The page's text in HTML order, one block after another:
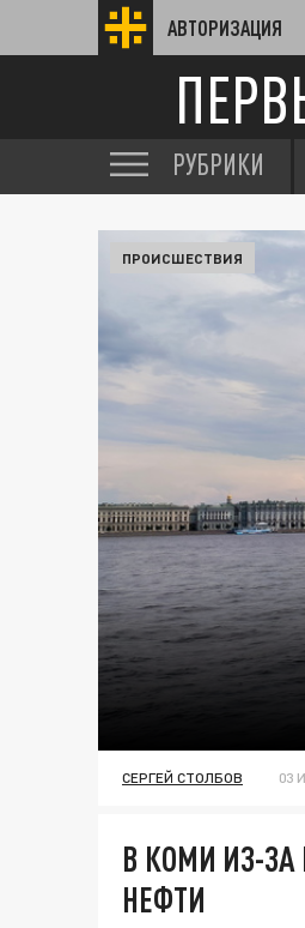
АВТОРИЗАЦИЯ
РУБРИКИ
ПРОИСШЕСТВИЯ
СЕРГЕЙ СТОЛБОВ 03
В КОМИ ИЗ-
НЕФТИ